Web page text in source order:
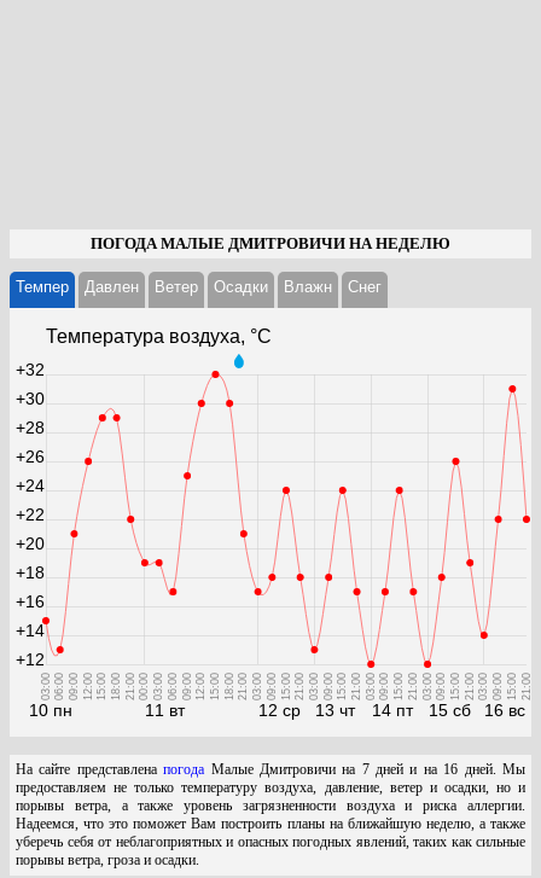
ПОГОДА МАЛЫЕ ДМИТРОВИЧИ НА НЕДЕЛЮ
Темпер Давлен Ветер Осадки Влажн Cнег
Температура воздуха, °С
10 пн
03:0006:00 09:00 12:0015:00 18:00 21:00
11 вт
00:00 03:00 06:00 09:0012:00 15:00 18:0021:00
12 ср
03:00 09:00 15:0021:00
13 чт
03:00 09:0015:00 21:00
14 пт
03:0009:00 15:00 21:00
15 сб
03:0009:00 15:00 21:00
16 вс
03:00 09:00 15:00 21:00
+12
+14
+16
+18
+20
+22
+24
+26
+28
+30
+32
На сайте представленапогода Малые Дмитровичи на 7 дней и на 16 дней. Мы
предоставляем не только температуру воздуха, давление, ветер и осадки, но и
порывы ветра, а также уровень загрязненности воздуха и риска аллергии.
Надеемся, что это поможет Вам построить планы на ближайшую неделю, а также
уберечь себя от неблагоприятных и опасных погодных явлений, таких как сильные
порывы ветра, гроза и осадки.